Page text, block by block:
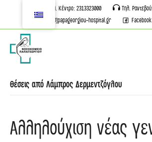
Τηλ. Κέντρο: 2313323000
Τηλ.
info[@]papageorgiou-hospital.gr
Facebook
Θέσεις από Λάμπρος Δερμεντζόγλου
Αλληλούχιση νέας